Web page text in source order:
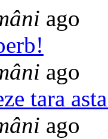
ago
ago
tara
ago